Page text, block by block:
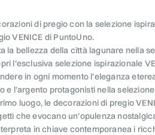
di pregio con la selezione
VENICE di PuntoUno.
la bellezza della città lagunare nella
l’esclusiva selezione ispirazionale
in ogni momento l’eleganza
e l’argento protagonisti nella
luogo, le decorazioni di pregio
che evocano un’opulenza
in chiave contemporanea i